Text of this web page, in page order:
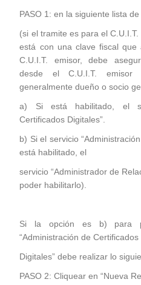
PASO 1: en la siguiente lista
(si el tramite es para el
está con una clave fiscal que
C.U.I.T. emisor, debe
desde el C.U.I.T. emisor
generalmente dueño o socio
a) Si está habilitado, el
Certificados Digitales”.
b) Si el servicio
está habilitado, el
servicio “Administrador de
poder habilitarlo).
Si la opción es b) para
“Administración de Certificados
Digitales” debe realizar lo
PASO 2: Cliquear en “Nueva